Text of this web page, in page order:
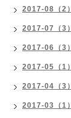
2017-08（2）
2017-07（3）
2017-06（3）
2017-05（1）
2017-04（3）
2017-03（1）